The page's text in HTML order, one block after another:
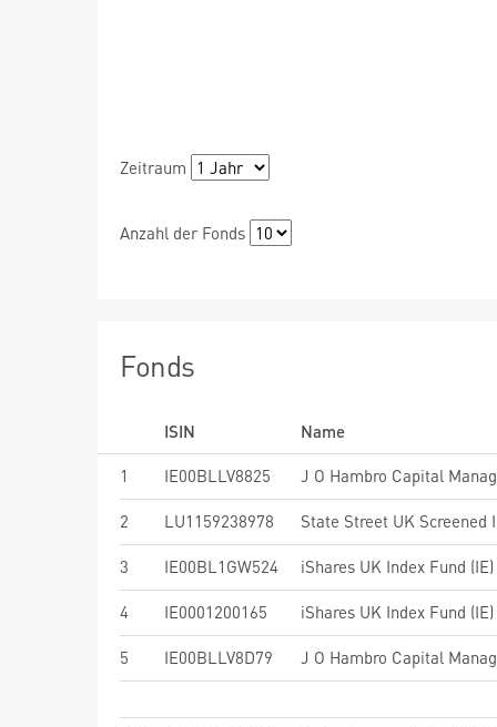
Zeitraum
Anzahl der Fonds
Fonds
ISIN
Name
1
IE00BLLV8825
2 LU1159238978 State Street UK Screened
3 IE00BL1GW524 iShares UK Index Fund
4 IE0001200165 iShares UK Index Fund
5 IE00BLLV8D79